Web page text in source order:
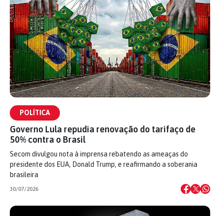
POLÍTICA
Governo Lula repudia renovação do tarifaço de
50% contra o Brasil
Secom divulgou nota à imprensa rebatendo as ameaças do
presidente dos EUA, Donald Trump, e reafirmando a soberania
brasileira
30/07/2026